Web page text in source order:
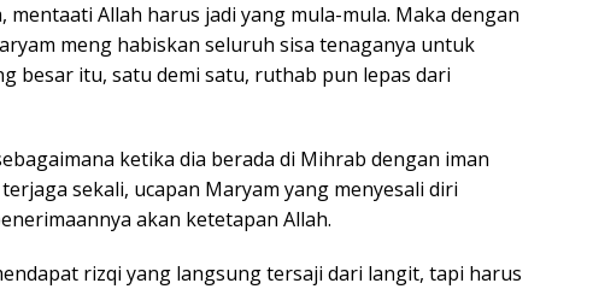
mentaati Allah harus jadi yang mula-mula. Maka dengan
meng habiskan seluruh sisa tenaganya untuk
besar itu, satu demi satu, ruthab pun lepas dari
ketika dia berada di Mihrab dengan iman
sekali, ucapan Maryam yang menyesali diri
akan ketetapan Allah.
rizqi yang langsung tersaji dari langit, tapi harus